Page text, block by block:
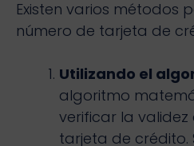
Existen varios métodos
número de tarjeta de
Utilizando el
algoritmo
verificar la
tarjeta de crédito.